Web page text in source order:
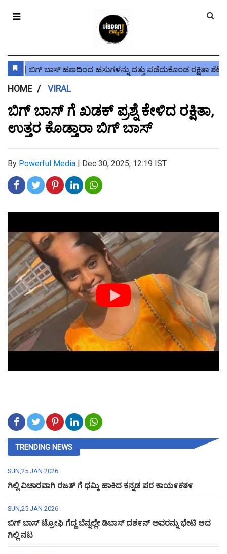
HOME VIRAL
ಬಿಗ್ ಬಾಸ್ ಗೆ ಖಡಕ್ ಪ್ರಶ್ನೆ ಕೇಳಿದ ರಕ್ಷಿತಾ,
ಉತ್ತರ ಕೊಡ್ತಾರಾ ಬಿಗ್ ಬಾಸ್
By Powerful Media | Dec 30, 2025, 12:19 IST
TRENDING NEWS
SUN,25 JAN 2026
ಗಿಲ್ಲಿ ವಿಚಾರವಾಗಿ ರಜತ್ ಗೆ ಧಮ್ಕಿ ಹಾಕಿದ ಕನ್ನಡ ಪರ ಕಾಯ೯ಕತ೯
SUN,25 JAN 2026
ಬಿಗ್ ಬಾಸ್ ಟ್ರೋಫಿ ಗೆದ್ದ ಬೆನ್ನಲ್ಲೇ ಡಿಬಾಸ್ ದಶ೯ನ್ ಅವರನ್ನು ಭೇಟಿ ಆದ
ಗಿಲ್ಲಿ ನಟ